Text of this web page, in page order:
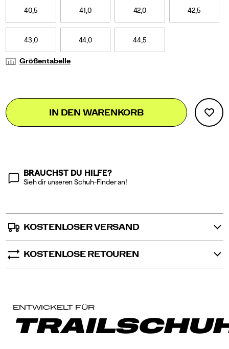
40,5 41,0 42,0 42,5
43,0 44,0 44,5
Größentabelle
Product
Actions
Add
to
cart
false
IN DEN WARENKORB
BRAUCHST DU HILFE?
Sieh dir unseren Schuh-Finder an!
KOSTENLOSER VERSAND
KOSTENLOSE RETOUREN
ENTWICKELT FÜR